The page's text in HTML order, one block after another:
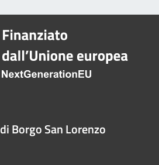
Borgo San Lorenzo